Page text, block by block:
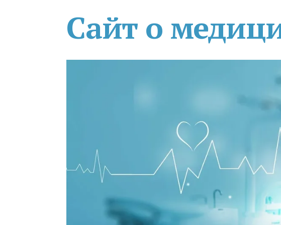
Сайт о